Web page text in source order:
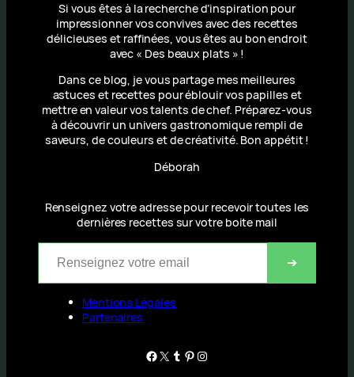
Si vous êtes à la recherche d’inspiration pour
impressionner vos convives avec des recettes
délicieuses et raffinées, vous êtes au bon endroit
avec « Des beaux plats » !
Dans ce blog, je vous partage mes meilleures
astuces et recettes pour éblouir vos papilles et
mettre en valeur vos talents de chef. Préparez-vous
à découvrir un univers gastronomique rempli de
saveurs, de couleurs et de créativité. Bon appétit !
Déborah
Renseignez votre adresse pour recevoir toutes les
dernières recettes sur votre boite mail
Renseignez votre email
➔
Mentions Légales
Partenaires
Facebook
X Tumblr
Pinterest
Instagram